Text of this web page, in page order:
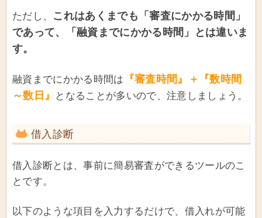
ただし、 これはあくまでも「審査にかかる時間」
であって、「融資までにかかる時間」とは違いま
す。
融資までにかかる時間は
『審査時間』＋『数時間
～数日』
となることが多いので、注意しましょう。
借入診断
借入診断とは、事前に簡易審査ができるツールのこ
とです。
以下のような項目を入力するだけで、借入れが可能